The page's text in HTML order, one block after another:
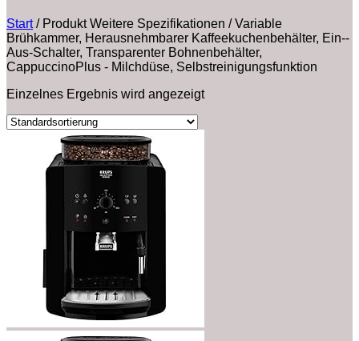
Start /Produkt Weitere Spezifikationen /‎Variable
Brühkammer, Herausnehmbarer Kaffeekuchenbehälter, Ein--
Aus-Schalter, Transparenter Bohnenbehälter,
CappuccinoPlus - Milchdüse, Selbstreinigungsfunktion
Einzelnes Ergebnis wird angezeigt